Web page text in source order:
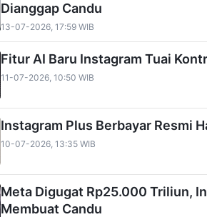
Dianggap Candu
13-07-2026, 17:59 WIB
Fitur AI Baru Instagram Tuai
11-07-2026, 10:50 WIB
Instagram Plus Berbayar Resmi
10-07-2026, 13:35 WIB
Meta Digugat Rp25.000 Triliun,
Membuat Candu